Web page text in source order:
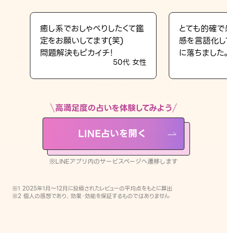
占い記事
LINE占いを開く
※LINEアプリ内のサービスページへ遷移します
癒し系でおしゃべりしたくて鑑
定をお願いしてます(笑)
問題解決もピカイチ！
50代 女性
とても的確
感を言語化
に落ちました
高満足度の占いを体験してみよう
LINE占いを開く
※LINEアプリ内のサービスページへ遷移します
※1 2025年1月〜12月に投稿されたレビューの平均点をもとに算出
※2 個人の感想であり、効果・効能を保証するものではありません